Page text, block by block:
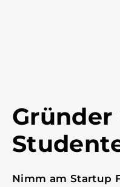
Gründer
Nimm am Startup